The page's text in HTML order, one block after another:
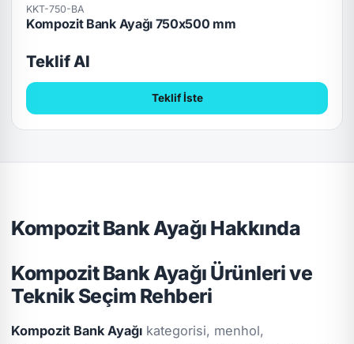
KKT-750-BA
Kompozit Bank Ayağı 750x500 mm
Teklif Al
Teklif İste
Kompozit Bank Ayağı Hakkında
Kompozit Bank Ayağı Ürünleri ve
Teknik Seçim Rehberi
Kompozit Bank Ayağı kategorisi, menhol,